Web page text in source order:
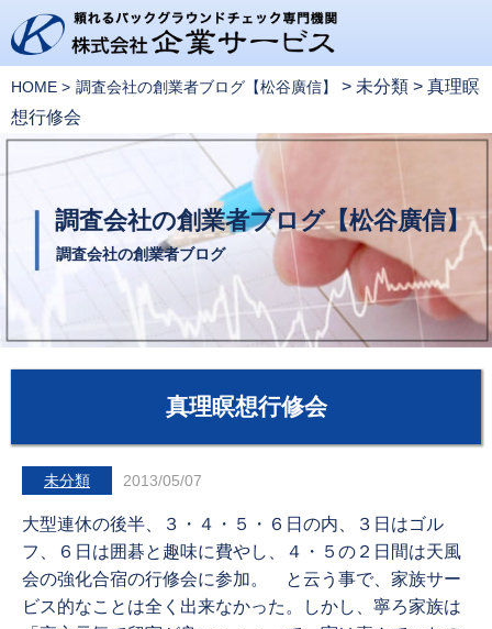
HOME 調査会社の創業者ブログ【松谷廣信】 > 未分類 > 真理瞑
想行修会
調査会社の創業者ブログ【松谷廣信】
調査会社の創業者ブログ
真理瞑想行修会
未分類 2013/05/07
大型連休の後半、３・４・５・６日の内、３日はゴル
フ、６日は囲碁と趣味に費やし、４・５の２日間は天風
会の強化合宿の行修会に参加。 と云う事で、家族サー
ビス的なことは全く出来なかった。しかし、寧ろ家族は